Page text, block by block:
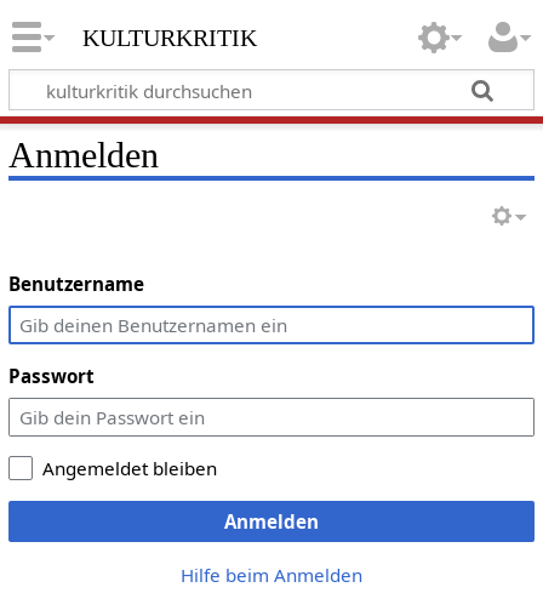
kulturkritik
Anmelden
Benutzername
Passwort
Angemeldet bleiben
Anmelden
Hilfe beim Anmelden